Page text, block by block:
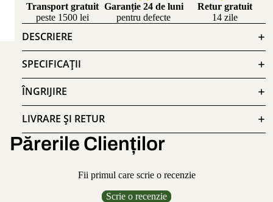
Transport gratuit
peste 1500 lei
Garanție 24 de luni
pentru defecte
Retur gratuit
14 zile
DESCRIERE
SPECIFICAȚII
ÎNGRIJIRE
LIVRARE ȘI RETUR
Părerile Clienților
Fii primul care scrie o recenzie
Scrie o recenzie